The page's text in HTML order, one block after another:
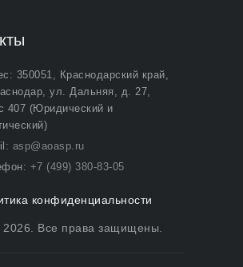
350051, Краснодарский край,
ул. Дальняя, д. 27,
407 (Юридический и
asp@aoasp.ru
+7 (499) 380-83-05
конфиденциальности
Все права защищены.